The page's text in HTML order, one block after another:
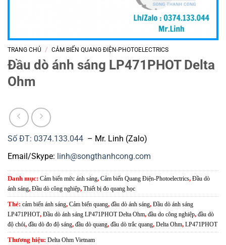
TRANG CHỦ / CẢM BIẾN QUANG ĐIỆN-PHOTOELECTRICS
Đầu dò ánh sáng LP471PHOT Delta
Ohm
Số ĐT: 0374.133.044 – Mr. Linh (Zalo)
Email/Skype: linh@songthanhcong.com
Danh mục: Cảm biến mức ánh sáng, Cảm biến Quang Điện-Photoelectrics, Đầu dò
ánh sáng, Đầu dò công nghiệp, Thiết bị đo quang học
Thẻ: cảm biến ánh sáng, Cảm biến quang, đầu dò ánh sáng, Đầu dò ánh sáng
LP471PHOT, Đầu dò ánh sáng LP471PHOT Delta Ohm, đầu do công nghiệp, đầu dò
độ chói, đầu dò đo độ sáng, đầu dò quang, đầu dò trắc quang, Delta Ohm, LP471PHOT
Thương hiệu: Delta Ohm Vietnam